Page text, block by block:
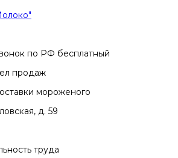
по РФ бесплатный
продаж
мороженого
д. 59